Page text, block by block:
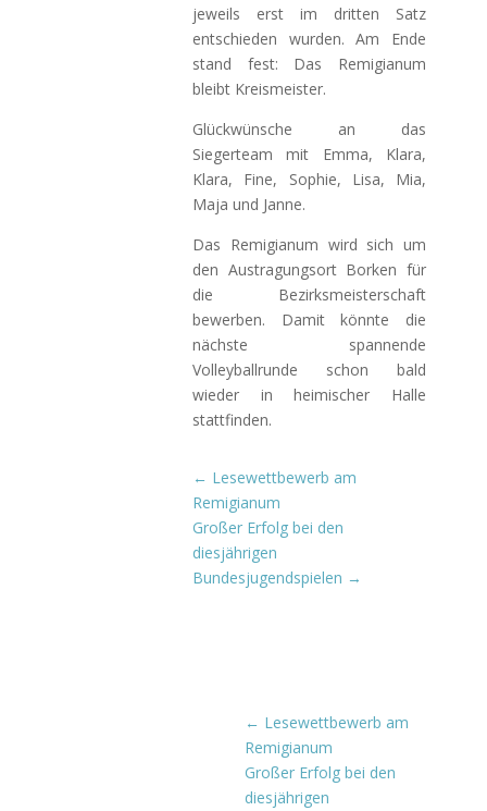
jeweils erst im dritten Satz
entschieden wurden. Am Ende
stand fest: Das Remigianum
bleibt Kreismeister.
Glückwünsche an das
Siegerteam mit Emma, Klara,
Klara, Fine, Sophie, Lisa, Mia,
Maja und Janne.
Das Remigianum wird sich um
den Austragungsort Borken für
die Bezirksmeisterschaft
bewerben. Damit könnte die
nächste spannende
Volleyballrunde schon bald
wieder in heimischer Halle
stattfinden.
← Lesewettbewerb am
Remigianum
Großer Erfolg bei den
diesjährigen
Bundesjugendspielen →
← Lesewettbewerb am
Remigianum
Großer Erfolg bei den
diesjährigen